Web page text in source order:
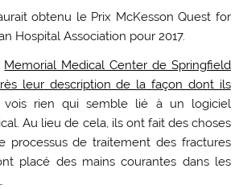
obtenu le Prix ​​McKesson Quest for
Hospital Association pour 2017.
Memorial Medical Center de Springfield
leur description de la façon dont ils
rien qui semble lié à un logiciel
Au lieu de cela, ils ont fait des choses
processus de traitement des fractures
placé des mains courantes dans les